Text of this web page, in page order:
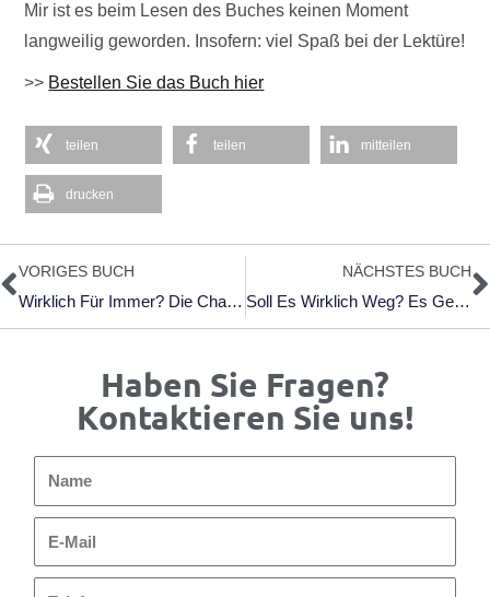
Mir ist es beim Lesen des Buches keinen Moment
langweilig geworden. Insofern: viel Spaß bei der Lektüre!
>> Bestellen Sie das Buch hier
teilen teilen mitteilen
drucken
Zurück
VORIGES BUCH
Wirklich Für Immer? Die Chance Besteht!
NÄCHSTES BUCH
Soll Es Wirklich Weg? Es Geht Nicht Nur Um Handwerk
Haben Sie Fragen?
Kontaktieren Sie uns!
Mail